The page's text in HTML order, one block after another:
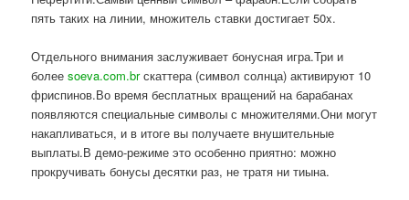
пять таких на линии, множитель ставки достигает 50x.
Отдельного внимания заслуживает бонусная игра.Три и
болееsoeva.com.brскаттера (символ солнца) активируют 10
фриспинов.Во время бесплатных вращений на барабанах
появляются специальные символы с множителями.Они могут
накапливаться, и в итоге вы получаете внушительные
выплаты.В демо-режиме это особенно приятно: можно
прокручивать бонусы десятки раз, не тратя ни тиына.